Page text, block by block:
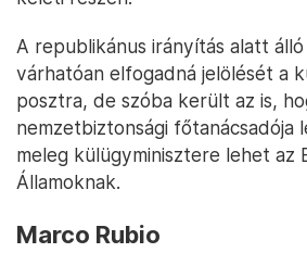
újraválasztási kampányának, a
elnökválasztás alatt pedig
segítettea republikánus jelöltet.
diplomáciát hirdető,
aki szerint „egy rohadék
háború elkerülésére” – ott volt
személyes megbeszélést, és a